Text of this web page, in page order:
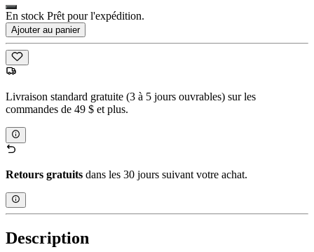
En stock Prêt pour l'expédition.
Ajouter au panier
Livraison standard gratuite (3 à 5 jours ouvrables) sur les
commandes de 49 $ et plus.
Retours gratuits dans les 30 jours suivant votre achat.
Description